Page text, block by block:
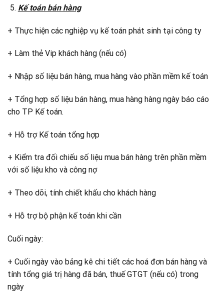
Kế toán bán hàng
+ Thực hiện các nghiệp vụ kế toán phát sinh tại công ty
+ Làm thẻ Vip khách hàng (nếu có)
+ Nhập số liệu bán hàng, mua hàng vào phần mềm kế toán
+ Tổng hợp số liệu bán hàng, mua hàng hàng ngày báo cáo
cho TP Kế toán.
+ Hỗ trợ Kế toán tổng hợp
+ Kiểm tra đối chiếu số liệu mua bán hàng trên phần mềm
với số liệu kho và công nợ
+ Theo dõi, tính chiết khấu cho khách hàng
+ Hỗ trợ bộ phận kế toán khi cần
Cuối ngày:
+ Cuối ngày vào bảng kê chi tiết các hoá đơn bán hàng và
tính tổng giá trị hàng đã bán, thuế GTGT (nếu có) trong
ngày